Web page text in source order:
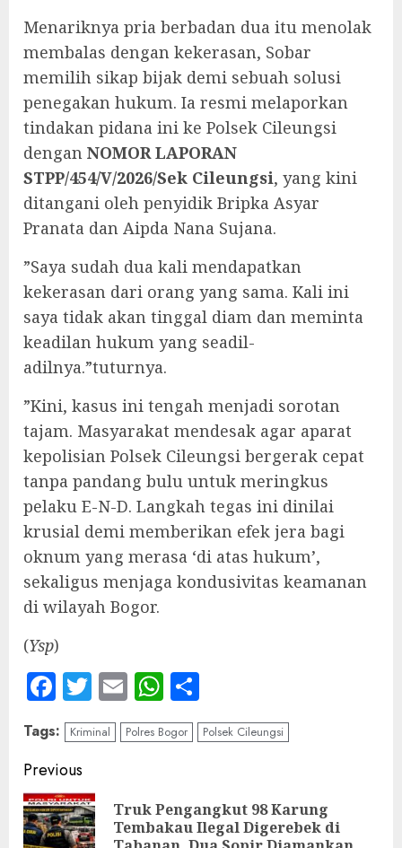
‎Menariknya pria berbadan dua itu menolak
membalas dengan kekerasan, Sobar
memilih sikap bijak demi sebuah solusi
penegakan hukum. Ia resmi melaporkan
tindakan pidana ini ke Polsek Cileungsi
dengan NOMOR LAPORAN
STPP/454/V/2026/Sek Cileungsi, yang kini
ditangani oleh penyidik Bripka Asyar
Pranata dan Aipda Nana Sujana.
‎”Saya sudah dua kali mendapatkan
kekerasan dari orang yang sama. Kali ini
saya tidak akan tinggal diam dan meminta
keadilan hukum yang seadil-
adilnya.”tuturnya.
‎”Kini, kasus ini tengah menjadi sorotan
tajam. Masyarakat mendesak agar aparat
kepolisian Polsek Cileungsi bergerak cepat
tanpa pandang bulu untuk meringkus
pelaku E-N-D. Langkah tegas ini dinilai
krusial demi memberikan efek jera bagi
oknum yang merasa ‘di atas hukum’,
sekaligus menjaga kondusivitas keamanan
di wilayah Bogor.
‎(Ysp)
Facebook
Twitter
EmailWhatsApp
Tags: Kriminal Polres Bogor Polsek Cileungsi
Continue
Reading
Previous
Truk Pengangkut 98 Karung
Tembakau Ilegal Digerebek di